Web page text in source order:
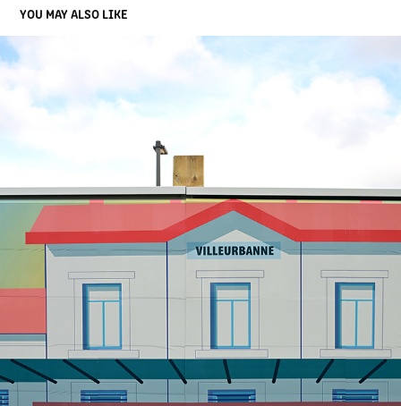
YOU MAY ALSO LIKE
FRESQUE SYTRAL